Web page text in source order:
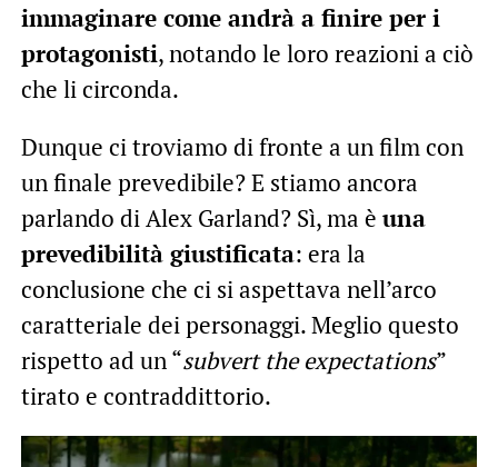
immaginare come andrà a finire per i
protagonisti, notando le loro reazioni a ciò
che li circonda.
Dunque ci troviamo di fronte a un film con
un finale prevedibile? E stiamo ancora
parlando di Alex Garland? Sì, ma è una
prevedibilità giustificata: era la
conclusione che ci si aspettava nell’arco
caratteriale dei personaggi. Meglio questo
rispetto ad un “subvert the expectations”
tirato e contraddittorio.